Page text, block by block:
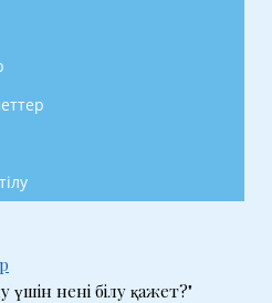
үшін нені білу қажет?"